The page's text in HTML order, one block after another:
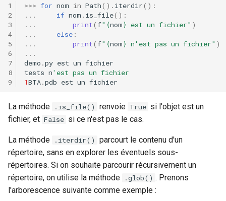
>>> for nom in Path() . iterdir():
...
if nom . is_file():
...
print(f" {nom} est un fichier" )
...
else :
...
print(f" {nom} n'est pas un fichier" )
...
demo .py est un fichier
tests n'est pas un fichier
1BTA.pdb est un fichier
La méthode .is_file() renvoie True si l'objet est un
fichier, et False si ce n'est pas le cas.
La méthode .iterdir()
parcourt le contenu d'un
répertoire, sans en explorer les éventuels sous-
répertoires. Si on souhaite parcourir récursivement un
répertoire, on utilise la méthode
.glob() . Prenons
l'arborescence suivante comme exemple :